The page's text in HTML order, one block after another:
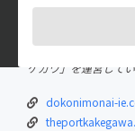
出身国：日本 出身
静岡県掛川市で半農
ハウス「どこにもな
ケガワ」を運営して
dokonimonai-